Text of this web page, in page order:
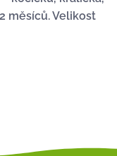
měsíců. Velikost